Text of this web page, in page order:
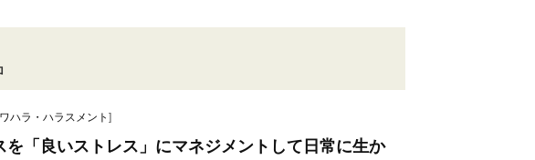
ハラ・ハラスメント ]
を「良いストレス」にマネジメントして日常に生か